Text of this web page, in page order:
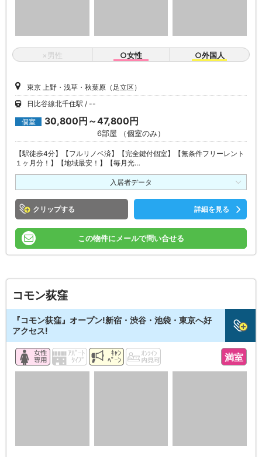
×男性 ○女性 ○外国人
東京 上野・浅草・秋葉原（足立区）
日比谷線北千住駅
--
個室 30,800円～47,800円
6部屋 （個室のみ）
【駅徒歩4分】【フルリノベ済】【完全鍵付個室】【無条件フリーレント
１ヶ月分！】【地域最安！】【毎月光…
入居者データ
クリップ 詳細を見る
この物件にメールで問い合せる
コモン荻窪
『コモン荻窪』オープン!新宿・渋谷・池袋・東京へ好
アクセス!
満室